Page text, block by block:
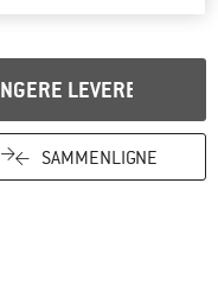
LEVERES
SAMMENLIGNE